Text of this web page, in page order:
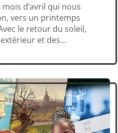
d’avril qui nous
vers un printemps
le retour du soleil,
et des
puisque nous voilà